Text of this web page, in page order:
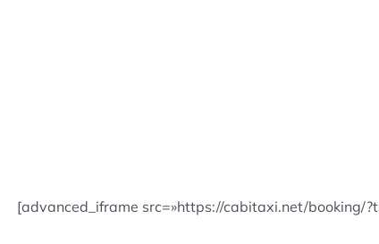
[advanced_iframe src=»https://cabitaxi.net/booking/